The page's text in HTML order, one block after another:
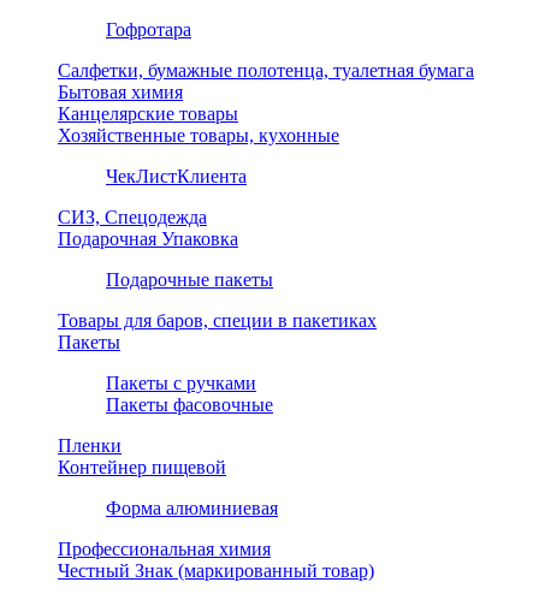
Гофротара
Салфетки, бумажные полотенца, туалетная бумага
Бытовая химия
Канцелярские товары
Хозяйственные товары, кухонные
ЧекЛистКлиента
СИЗ, Спецодежда
Подарочная Упаковка
Подарочные пакеты
Товары для баров, специи в пакетиках
Пакеты
Пакеты с ручками
Пакеты фасовочные
Пленки
Контейнер пищевой
Форма алюминиевая
Профессиональная химия
Честный Знак (маркированный товар)